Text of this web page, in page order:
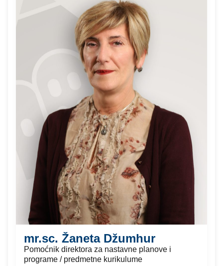
mr.sc. Žaneta Džumhur
Pomoćnik direktora za nastavne planove i
programe / predmetne kurikulume